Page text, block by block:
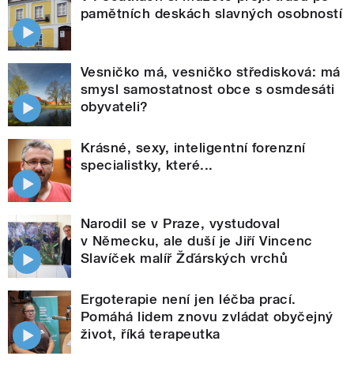
pamětních deskách slavných osobností
Vesničko má, vesničko středisková: má
smysl samostatnost obce s osmdesáti
obyvateli?
Krásné, sexy, inteligentní forenzní
specialistky, které...
Narodil se v Praze, vystudoval
v Německu, ale duší je Jiří Vincenc
Slavíček malíř Žďárských vrchů
Ergoterapie není jen léčba prací.
Pomáhá lidem znovu zvládat obyčejný
život, říká terapeutka